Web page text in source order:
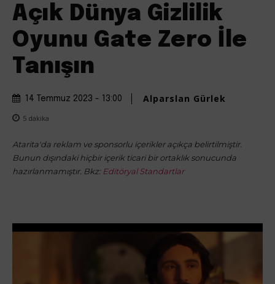
Açık Dünya Gizlilik
Oyunu Gate Zero İle
Tanışın
14 Temmuz 2023 - 13:00 Alparslan Gürlek
5 dakika
Atarita'da reklam ve sponsorlu içerikler açıkça belirtilmiştir.
Bunun dışındaki hiçbir içerik ticari bir ortaklık sonucunda
hazırlanmamıştır. Bkz: Editöryal Standartlar